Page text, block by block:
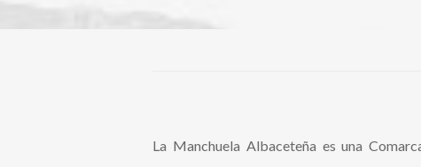
La Manchuela Albaceteña es una